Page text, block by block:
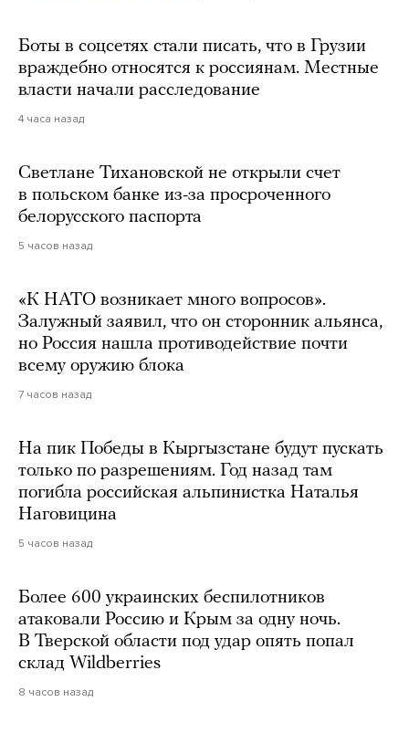
Боты в соцсетях стали писать, что в Грузии
враждебно относятся к россиянам. Местные
власти начали расследование
4 часа назад
Светлане Тихановской не открыли счет
в польском банке из-за просроченного
белорусского паспорта
5 часов назад
«К НАТО возникает много вопросов».
Залужный заявил, что он сторонник альянса,
но Россия нашла противодействие почти
всему оружию блока
7 часов назад
На пик Победы в Кыргызстане будут пускать
только по разрешениям. Год назад там
погибла российская альпинистка Наталья
Наговицина
5 часов назад
Более 600 украинских беспилотников
атаковали Россию и Крым за одну ночь.
В Тверской области под удар опять попал
склад Wildberries
8 часов назад